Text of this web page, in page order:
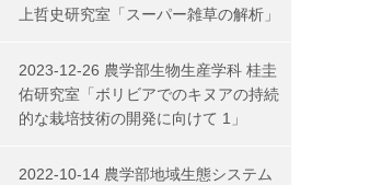
上哲史研究室「スーパー雑草の解析」
2023-12-26 農学部生物生産学科 桂圭
佑研究室「ボリビアでのキヌアの持続
的な栽培技術の開発に向けて 1」
2022-10-14 農学部地域生態システム